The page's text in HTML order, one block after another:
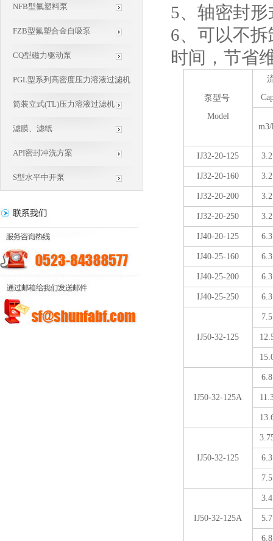
NFB型氟塑料泵
FZB型氟塑合金自吸泵
CQ型磁力驱动泵
PGL型系列高密度压力溶液过滤机
筒装立式(TL)压力溶液过滤机
滤膜、滤纸
API密封冲洗方案
S型水平中开泵
5、轴密封
6、可以不
时间，节省
泵型号
Model
m3/
IJ32-20-125 3.2
IJ32-20-160 3.2
IJ32-20-200 3.2
IJ32-20-250 3.2
IJ40-20-125 6.3
IJ40-25-160 6.3
IJ40-25-200 6.3
IJ40-25-250 6.3
IJ50-32-125
7.5
IJ50-32-125A
6.8
IJ50-32-125 6.3
7.5
IJ50-32-125A
3.4
5.7
6.8